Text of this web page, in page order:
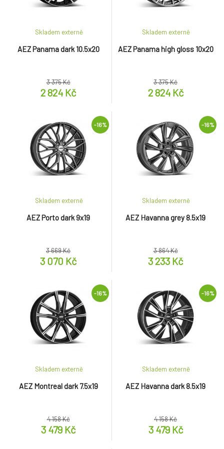
AEZ Panama dark 10.5x20
Skladem externě
3 375 Kč
2 824 Kč
AEZ Panama high gloss 10x20
Skladem externě
3 375 Kč
2 824 Kč
-16%
AEZ Porto dark 9x19
Skladem externě
3 669 Kč
3 070 Kč
-16%
AEZ Havanna grey 8.5x19
Skladem externě
3 864 Kč
3 233 Kč
-16%
AEZ Montreal dark 7.5x19
Skladem externě
4 158 Kč
3 479 Kč
-16%
AEZ Havanna dark 8.5x19
Skladem externě
4 158 Kč
3 479 Kč